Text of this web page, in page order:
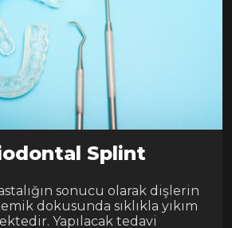
Splint
sonucu olarak dişlerin
dokusunda sıklıkla yıkım
Yapılacak tedavi